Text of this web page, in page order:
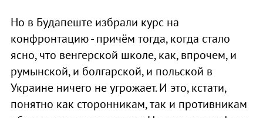
Но в Будапеште избрали курс на
конфронтацию - причём тогда, когда стало
ясно, что венгерской школе, как, впрочем, и
румынской, и болгарской, и польской в
Украине ничего не угрожает. И это, кстати,
понятно как сторонникам, так и противникам